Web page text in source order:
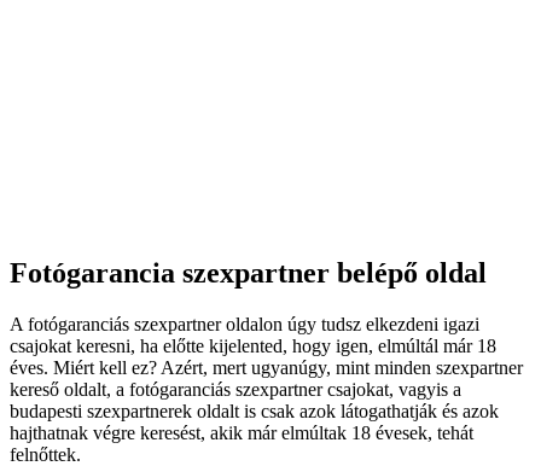
Fotógarancia szexpartner belépő oldal
A fotógaranciás szexpartner oldalon úgy tudsz elkezdeni igazi
csajokat keresni, ha előtte kijelented, hogy igen, elmúltál már 18
éves. Miért kell ez? Azért, mert ugyanúgy, mint minden szexpartner
kereső oldalt, a fotógaranciás szexpartner csajokat, vagyis a
budapesti szexpartnerek oldalt is csak azok látogathatják és azok
hajthatnak végre keresést, akik már elmúltak 18 évesek, tehát
felnőttek.